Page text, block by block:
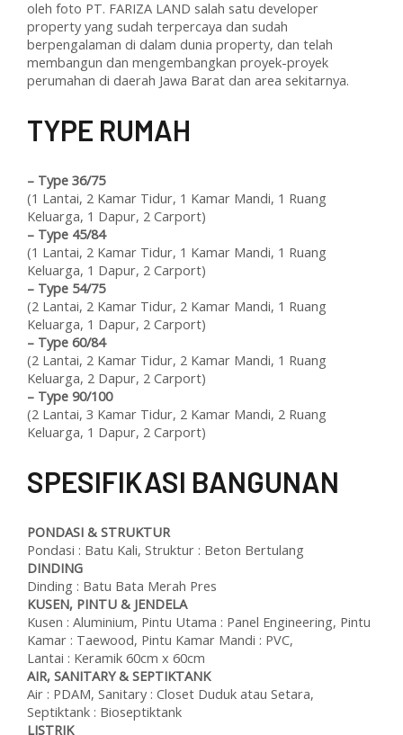
oleh foto PT. FARIZA LAND salah satu developer
property yang sudah terpercaya dan sudah
berpengalaman di dalam dunia property, dan telah
membangun dan mengembangkan proyek-proyek
perumahan di daerah Jawa Barat dan area sekitarnya.
TYPE RUMAH
– Type 36/75
(1 Lantai, 2 Kamar Tidur, 1 Kamar Mandi, 1 Ruang
Keluarga, 1 Dapur, 2 Carport)
– Type 45/84
(1 Lantai, 2 Kamar Tidur, 1 Kamar Mandi, 1 Ruang
Keluarga, 1 Dapur, 2 Carport)
– Type 54/75
(2 Lantai, 2 Kamar Tidur, 2 Kamar Mandi, 1 Ruang
Keluarga, 1 Dapur, 2 Carport)
– Type 60/84
(2 Lantai, 2 Kamar Tidur, 2 Kamar Mandi, 1 Ruang
Keluarga, 2 Dapur, 2 Carport)
– Type 90/100
(2 Lantai, 3 Kamar Tidur, 2 Kamar Mandi, 2 Ruang
Keluarga, 1 Dapur, 2 Carport)
SPESIFIKASI BANGUNAN
PONDASI & STRUKTUR
Pondasi : Batu Kali, Struktur : Beton Bertulang
DINDING
Dinding : Batu Bata Merah Pres
KUSEN, PINTU & JENDELA
Kusen : Aluminium, Pintu Utama : Panel Engineering, Pintu
Kamar : Taewood, Pintu Kamar Mandi : PVC,
Lantai : Keramik 60cm x 60cm
AIR, SANITARY & SEPTIKTANK
Air : PDAM, Sanitary : Closet Duduk atau Setara,
Septiktank : Bioseptiktank
LISTRIK